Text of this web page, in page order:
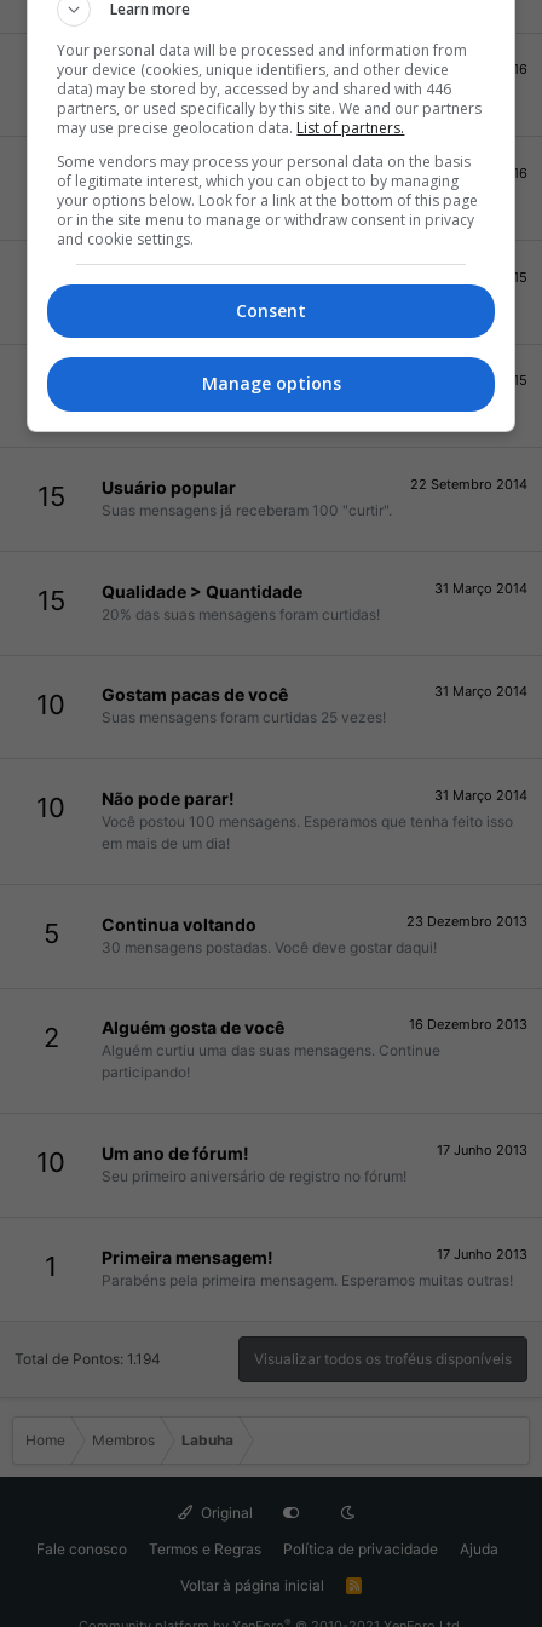
20 13 Julho 2016
Viciado
1000 mensagens!
30 26 Junho 2016
Ídolo
Seus posts foram curtidos 500 vezes!
20 4 Maio 2015
Celebridade da internet
Seus posts foram curtidos 250 vezes!
15 2 Março 2015
Postador nato
15 22 Setembro 2014
Usuário popular
Suas mensagens já receberam 100 "curtir".
15 31 Março 2014
Qualidade > Quantidade
20% das suas mensagens foram curtidas!
10 31 Março 2014
Gostam pacas de você
Suas mensagens foram curtidas 25 vezes!
10 31 Março 2014
Não pode parar!
Você postou 100 mensagens. Esperamos que tenha feito isso
em mais de um dia!
5 23 Dezembro 2013
Continua voltando
30 mensagens postadas. Você deve gostar daqui!
2 16 Dezembro 2013
Alguém gosta de você
Alguém curtiu uma das suas mensagens. Continue
participando!
10 17 Junho 2013
Um ano de fórum!
Seu primeiro aniversário de registro no fórum!
1 17 Junho 2013
Primeira mensagem!
Parabéns pela primeira mensagem. Esperamos muitas outras!
Total de Pontos: 1.194 Visualizar todos os troféus disponíveis
Home Membros Labuha
Original
Fale conosco
Termos e Regras Política de privacidade
Ajuda
Voltar à página inicial
R
®
Learn more
Your personal data will be processed and information from
your device (cookies, unique identifiers, and other device
data) may be stored by, accessed by and shared with 446
partners, or used specifically by this site. We and our partners
may use precise geolocation data. List of partners.
Some vendors may process your personal data on the basis
of legitimate interest, which you can object to by managing
your options below. Look for a link at the bottom of this page
or in the site menu to manage or withdraw consent in privacy
and cookie settings.
Consent
Manage options